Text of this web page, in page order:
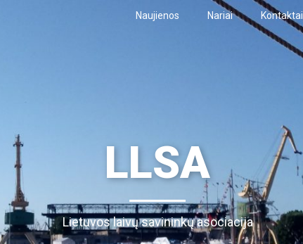
Naujienos Nariai Kontaktai
LLSA
Lietuvos laivų savininkų asociacija